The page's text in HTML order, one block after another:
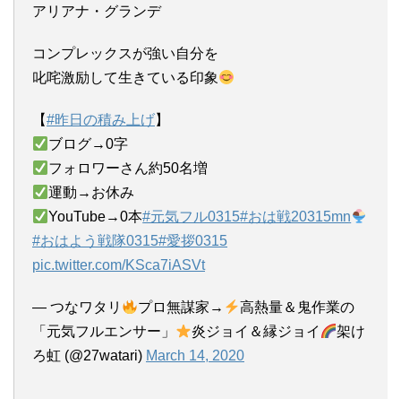
アリアナ・グランデ
コンプレックスが強い自分を
叱咤激励して生きている印象
【#昨日の積み上げ】
ブログ→0字
フォロワーさん約50名増
運動→お休み
YouTube→0本#元気フル0315#おは戦20315mn
#おはよう戦隊0315#愛拶0315
pic.twitter.com/KSca7iASVt
— つなワタリ プロ無謀家→
高熱量＆鬼作業の
「元気フルエンサー」
炎ジョイ＆縁ジョイ
架け
ろ虹 (@27watari) March 14, 2020